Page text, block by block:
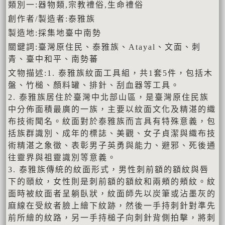
類別一:器物類,宗教禮俗,生命禮俗
創作者/製造者:泰雅族
製造地:採集地臺中南勢
關鍵詞:臺灣原住民、泰雅族、Atayal、文面、刺
青、臺中和平、南勢蕃
文物描述:1. 泰雅族紋面工具組，共1套5件，包括木
盤、竹槌、顏料罐、排針、刮血器等工具。
2. 泰雅族居住於臺灣中北部山區，是臺灣原住民族
中分佈面積最廣的一族，主要以紋面文化及精湛的織
布技術聞名。紋面對於泰雅族而言具有特殊意義，包
括族群識別、成年的標誌、美觀、女子貞潔與織布技
術精湛之象徵、表彰男子英勇與能力、避邪、死後通
往靈界與祖靈識別等意義。
3. 泰雅族傳統的紋面形式，男性刺前額的額紋與唇
下的頤紋，女性則是刺前額的額紋和兩頰的頰紋。紋
面時被紋面者呈躺臥狀，紋面師先以炭筆或沾墨灰的
麻線在受紋者臉上繪下紋跡，然後一手持刺針對準先
前所繪的紋路，另一手持槌子向刺針背側拍擊，將刺